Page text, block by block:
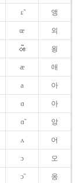
ɛ̃ 앵
œ 외
욍
æ 애
a 아
ɑ 아
ɑ̃ 앙
ʌ 어
ɔ 오
ɔ̃ 옹